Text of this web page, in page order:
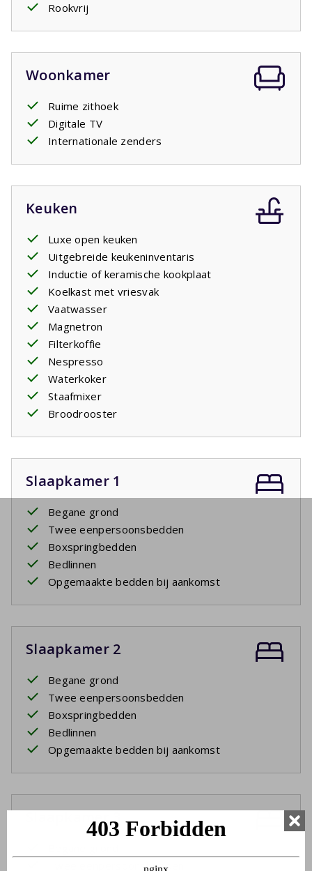
Rookvrij
Woonkamer
Ruime zithoek
Digitale TV
Internationale zenders
Keuken
Luxe open keuken
Uitgebreide keukeninventaris
Inductie of keramische kookplaat
Koelkast met vriesvak
Vaatwasser
Magnetron
Filterkoffie
Nespresso
Waterkoker
Staafmixer
Broodrooster
Slaapkamer 1
Begane grond
Twee eenpersoonsbedden
Boxspringbedden
Bedlinnen
Opgemaakte bedden bij aankomst
Slaapkamer 2
Begane grond
Twee eenpersoonsbedden
Boxspringbedden
Bedlinnen
Opgemaakte bedden bij aankomst
Slaapkamer 3
Twee eenpersoonsbedden